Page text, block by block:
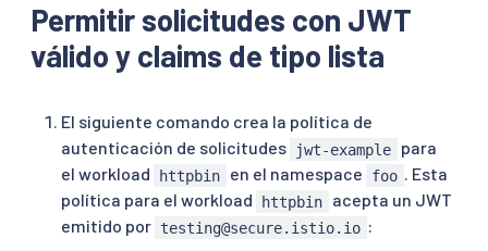
Permitir solicitudes con JWT
válido y claims de tipo lista
El siguiente comando crea la política de
autenticación de solicitudes
jwt-example
para
el workload
httpbin en el namespace foo . Esta
política para el workload
httpbin
acepta un JWT
emitido por testing@secure.istio.io :